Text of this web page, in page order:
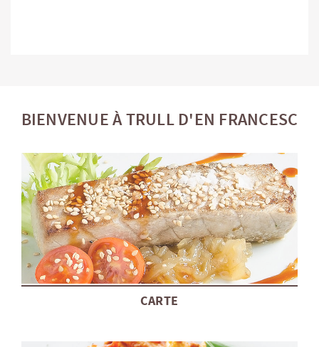
BIENVENUE À TRULL D'EN FRANCESC
CARTE